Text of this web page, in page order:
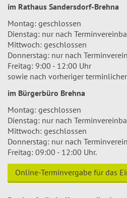
im Rathaus Sandersdorf-Brehna
Montag: geschlossen
Dienstag: nur nach
Mittwoch: geschlossen
Donnerstag: nur nach
Freitag: 9:00 - 12:00 Uhr
sowie nach vorheriger
im Bürgerbüro Brehna
Montag: geschlossen
Dienstag: nur nach
Mittwoch: geschlossen
Donnerstag: nur nach
Freitag: 09:00 - 12:00 Uhr.
Online-Terminvergabe für das